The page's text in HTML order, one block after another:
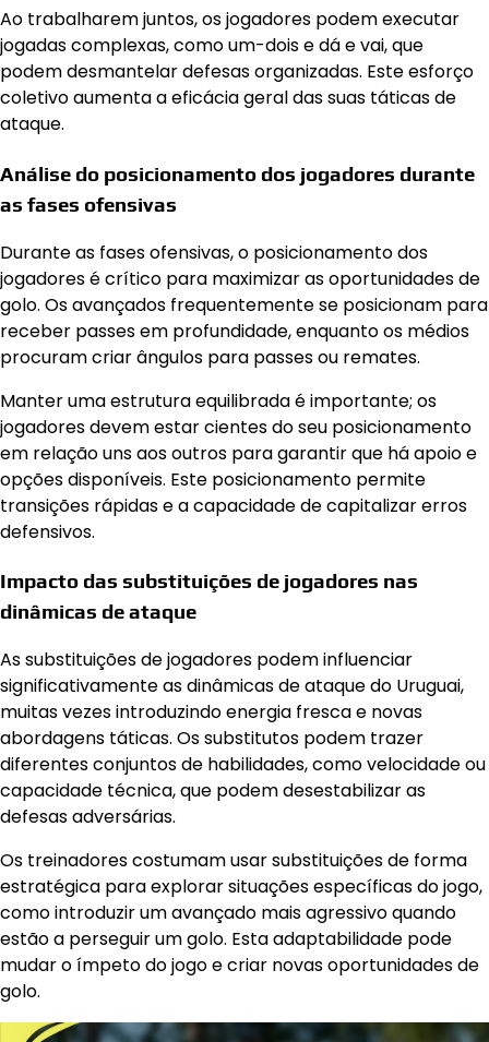
Ao trabalharem juntos, os jogadores podem executar
jogadas complexas, como um-dois e dá e vai, que
podem desmantelar defesas organizadas. Este esforço
coletivo aumenta a eficácia geral das suas táticas de
ataque.
Análise do posicionamento dos jogadores durante
as fases ofensivas
Durante as fases ofensivas, o posicionamento dos
jogadores é crítico para maximizar as oportunidades de
golo. Os avançados frequentemente se posicionam para
receber passes em profundidade, enquanto os médios
procuram criar ângulos para passes ou remates.
Manter uma estrutura equilibrada é importante; os
jogadores devem estar cientes do seu posicionamento
em relação uns aos outros para garantir que há apoio e
opções disponíveis. Este posicionamento permite
transições rápidas e a capacidade de capitalizar erros
defensivos.
Impacto das substituições de jogadores nas
dinâmicas de ataque
As substituições de jogadores podem influenciar
significativamente as dinâmicas de ataque do Uruguai,
muitas vezes introduzindo energia fresca e novas
abordagens táticas. Os substitutos podem trazer
diferentes conjuntos de habilidades, como velocidade ou
capacidade técnica, que podem desestabilizar as
defesas adversárias.
Os treinadores costumam usar substituições de forma
estratégica para explorar situações específicas do jogo,
como introduzir um avançado mais agressivo quando
estão a perseguir um golo. Esta adaptabilidade pode
mudar o ímpeto do jogo e criar novas oportunidades de
golo.